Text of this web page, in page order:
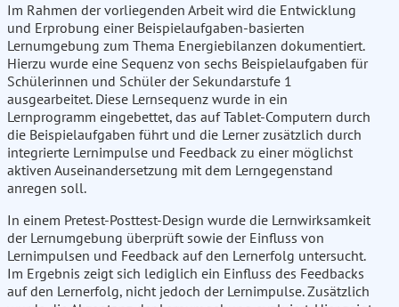
Im Rahmen der vorliegenden Arbeit wird die Entwicklung
und Erprobung einer Beispielaufgaben-basierten
Lernumgebung zum Thema Energiebilanzen dokumentiert.
Hierzu wurde eine Sequenz von sechs Beispielaufgaben für
Schülerinnen und Schüler der Sekundarstufe 1
ausgearbeitet. Diese Lernsequenz wurde in ein
Lernprogramm eingebettet, das auf Tablet-Computern durch
die Beispielaufgaben führt und die Lerner zusätzlich durch
integrierte Lernimpulse und Feedback zu einer möglichst
aktiven Auseinandersetzung mit dem Lerngegenstand
anregen soll.
In einem Pretest-Posttest-Design wurde die Lernwirksamkeit
der Lernumgebung überprüft sowie der Einfluss von
Lernimpulsen und Feedback auf den Lernerfolg untersucht.
Im Ergebnis zeigt sich lediglich ein Einfluss des Feedbacks
auf den Lernerfolg, nicht jedoch der Lernimpulse. Zusätzlich